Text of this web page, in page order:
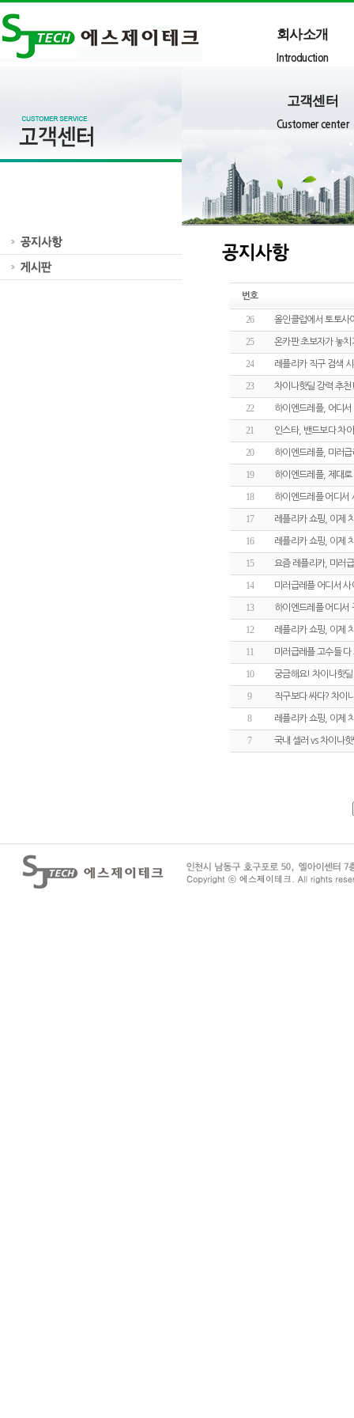
회사소개
Introduction
고객센터
Customer center
번호
26 올인클럽에서 토토사
25 온카판 초보자가 놓
24 레플리카 직구 검색
23 차이나핫딜 강력 추
22 하이엔드레플, 어디
21 인스타, 밴드보다 차
20 하이엔드레플, 미러
19 하이엔드레플, 제대
18 하이엔드레플 어디서
17 레플리카 쇼핑, 이제
16 레플리카 쇼핑, 이제
15 요즘 레플리카, 미러
14 미러급레플 어디서
13 하이엔드레플 어디서
12 레플리카 쇼핑, 이제
11 미러급레플 고수들
10 궁금해요! 차이나핫
9 직구보다 싸다? 차이
8 레플리카 쇼핑, 이제
7 국내 셀러 vs 차이나